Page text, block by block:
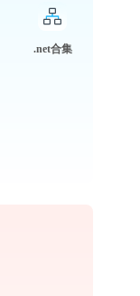
.net合集